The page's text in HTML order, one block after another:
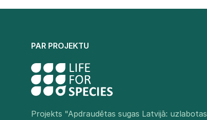
PAR PROJEKTU
Projekts "Apdraudētas sugas Latvijā: uzlabotas